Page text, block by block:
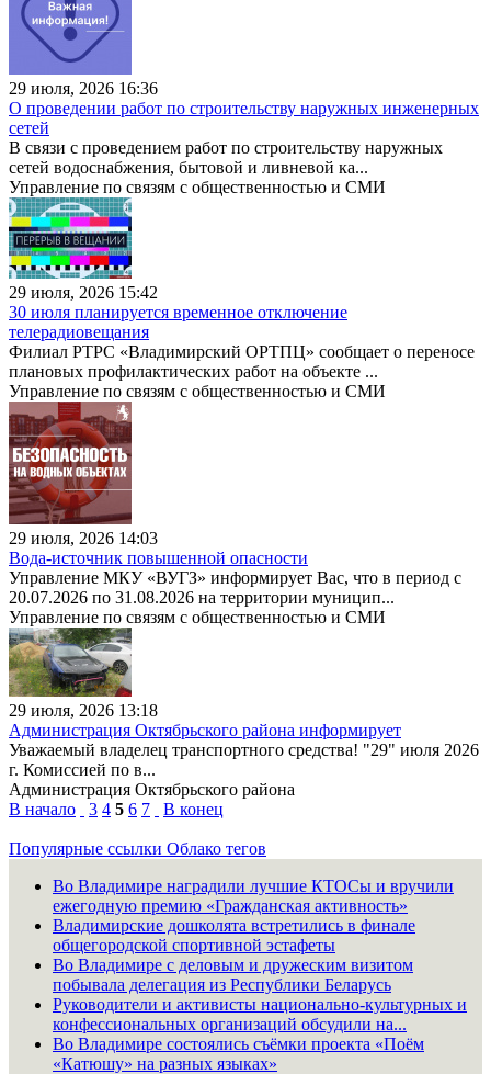
29 июля, 2026 16:36
О проведении работ по строительству наружных инженерных
сетей
В связи с проведением работ по строительству наружных
сетей водоснабжения, бытовой и ливневой ка...
Управление по связям с общественностью и СМИ
29 июля, 2026 15:42
30 июля планируется временное отключение
телерадиовещания
Филиал РТРС «Владимирский ОРТПЦ» сообщает о переносе
плановых профилактических работ на объекте ...
Управление по связям с общественностью и СМИ
29 июля, 2026 14:03
Вода-источник повышенной опасности
Управление МКУ «ВУГЗ» информирует Вас, что в период с
20.07.2026 по 31.08.2026 на территории муницип...
Управление по связям с общественностью и СМИ
29 июля, 2026 13:18
Администрация Октябрьского района информирует
Уважаемый владелец транспортного средства! "29" июля 2026
г. Комиссией по в...
Администрация Октябрьского района
В начало
3 4 5 6 7 В конец
Популярные ссылки Облако тегов
Во Владимире наградили лучшие КТОСы и вручили
ежегодную премию «Гражданская активность»
Владимирские дошколята встретились в финале
общегородской спортивной эстафеты
Во Владимире с деловым и дружеским визитом
побывала делегация из Республики Беларусь
Руководители и активисты национально-культурных и
конфессиональных организаций обсудили на...
Во Владимире состоялись съёмки проекта «Поём
«Катюшу» на разных языках»